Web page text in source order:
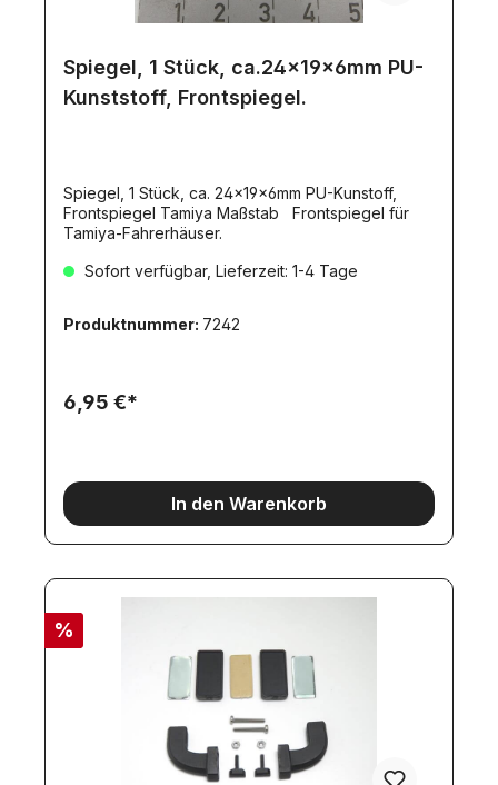
Spiegel, 1 Stück, ca.24x19x6mm PU-
Kunststoff, Frontspiegel.
Spiegel, 1 Stück, ca. 24x19x6mm PU-Kunstoff,
Frontspiegel Tamiya Maßstab Frontspiegel für
Tamiya-Fahrerhäuser.
Sofort verfügbar, Lieferzeit: 1-4 Tage
Produktnummer: 7242
6,95 €*
In den Warenkorb
%